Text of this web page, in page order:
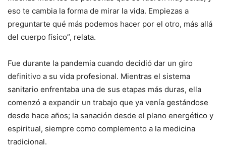
eso te cambia la forma de mirar la vida. Empiezas a
preguntarte qué más podemos hacer por el otro, más allá
del cuerpo físico”, relata.
Fue durante la pandemia cuando decidió dar un giro
definitivo a su vida profesional. Mientras el sistema
sanitario enfrentaba una de sus etapas más duras, ella
comenzó a expandir un trabajo que ya venía gestándose
desde hace años; la sanación desde el plano energético y
espiritual, siempre como complemento a la medicina
tradicional.